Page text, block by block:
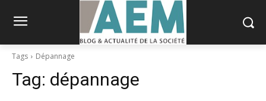
Tags Dépannage
Tag: dépannage